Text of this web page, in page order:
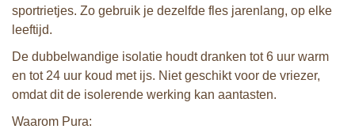
sportrietjes. Zo gebruik je dezelfde fles jarenlang, op elke
leeftijd.
De dubbelwandige isolatie houdt dranken tot 6 uur warm
en tot 24 uur koud met ijs. Niet geschikt voor de vriezer,
omdat dit de isolerende werking kan aantasten.
Waarom Pura: